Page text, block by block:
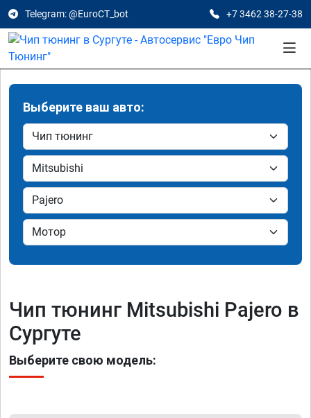
Telegram: @EuroCT_bot +7 3462 38-27-38
Выберите ваш авто:
Чип тюнинг Mitsubishi Pajero в
Сургуте
Выберите свою модель: